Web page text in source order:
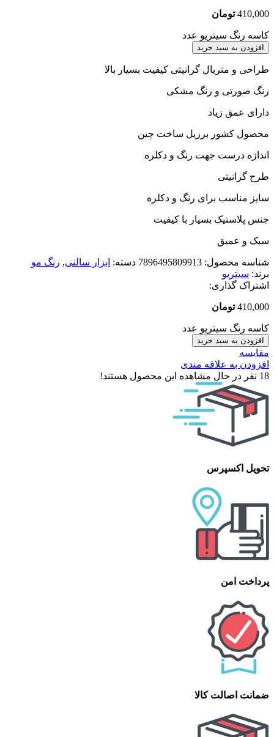
410,000 تومان
کاسه رنگ سیتریو عدد
افزودن به سبد خرید
طراحی و متریال گرانیتی کیفیت بسیار بالا
رنگ صورتی و رنگ مشکی
دارای عمق زیاد
محصول کشور برزیل ساخت چین
اندازه درست جهت رنگ و دکلره
طرح گرانیتی
سایز مناسب برای رنگ و دکلره
جنس پلاستیک بسیار با کیفیت
سبک و عمیق
شناسه محصول: 7896495809913 دسته: ابزار سالنی, رنگ مو
برند: سیتریو
اشتراک گذاری:
410,000 تومان
کاسه رنگ سیتریو عدد
افزودن به سبد خرید
مقایسه
افزودن به علاقه مندی
18 نفر در حال مشاهده این محصول هستند!
تحویل اکسپرس
پرداخت امن
ضمانت اصالت کالا